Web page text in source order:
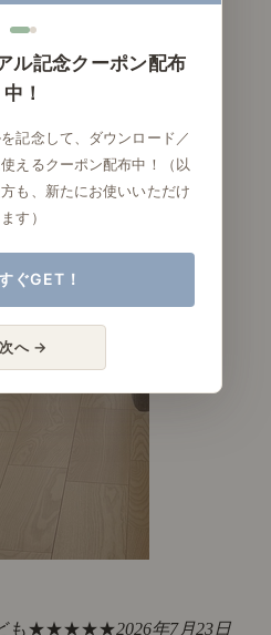
も★★★★★2026年7月23日
ル記念クーポン配布
中！
記念して、ダウンロード／
えるクーポン配布中！（以
も、新たにお使いいただけ
ます）
ぐGET！
次へ →